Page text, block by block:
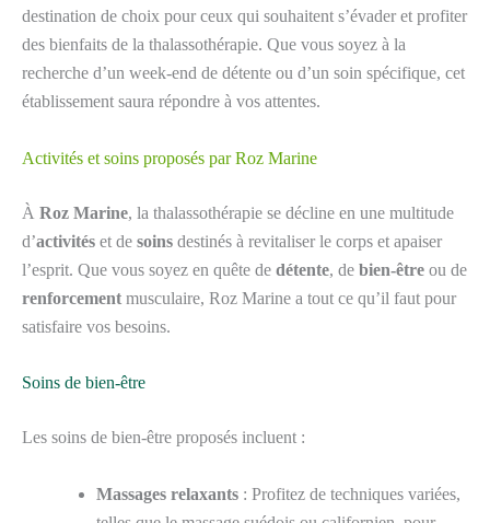
destination de choix pour ceux qui souhaitent s’évader et profiter
des bienfaits de la thalassothérapie. Que vous soyez à la
recherche d’un week-end de détente ou d’un soin spécifique, cet
établissement saura répondre à vos attentes.
Activités et soins proposés par Roz Marine
À Roz Marine, la thalassothérapie se décline en une multitude
d’activités et de soins destinés à revitaliser le corps et apaiser
l’esprit. Que vous soyez en quête de détente, de bien-être ou de
renforcement musculaire, Roz Marine a tout ce qu’il faut pour
satisfaire vos besoins.
Soins de bien-être
Les soins de bien-être proposés incluent :
Massages relaxants : Profitez de techniques variées,